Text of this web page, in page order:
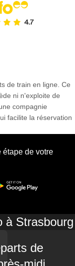
de train en ligne. Ce
ni n'exploite de
compagnie
facilite la réservation
étape de votre
à Strasbourg
de